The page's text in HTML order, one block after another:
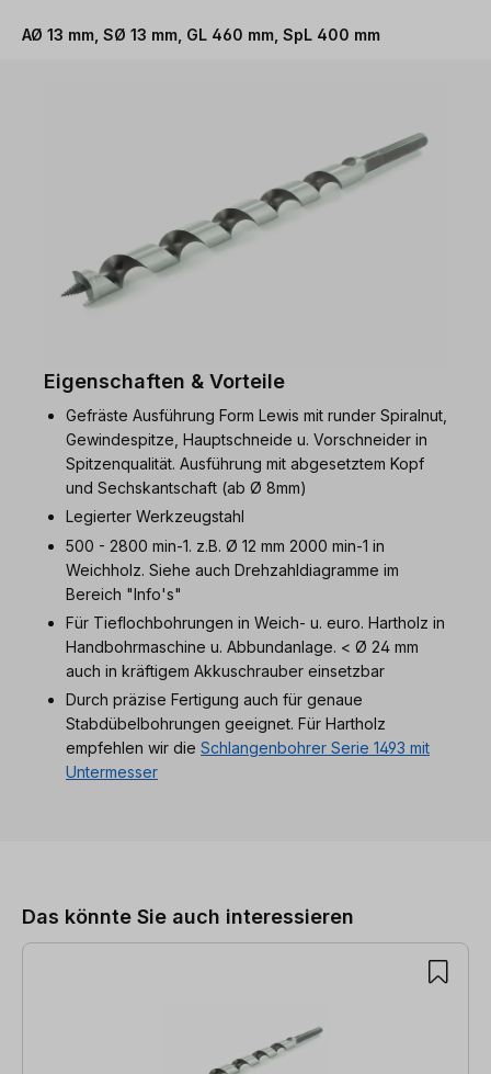
AØ 13 mm, SØ 13 mm, GL 460 mm, SpL 400 mm
Eigenschaften & Vorteile
Gefräste Ausführung Form Lewis mit runder Spiralnut,
Gewindespitze, Hauptschneide u. Vorschneider in
Spitzenqualität. Ausführung mit abgesetztem Kopf
und Sechskantschaft (ab Ø 8mm)
Legierter Werkzeugstahl
500 - 2800 min-1. z.B. Ø 12 mm 2000 min-1 in
Weichholz. Siehe auch Drehzahldiagramme im
Bereich "Info's"
Für Tieflochbohrungen in Weich- u. euro. Hartholz in
Handbohrmaschine u. Abbundanlage. < Ø 24 mm
auch in kräftigem Akkuschrauber einsetzbar
Durch präzise Fertigung auch für genaue
Stabdübelbohrungen geeignet. Für Hartholz
empfehlen wir die Schlangenbohrer Serie 1493 mit
Untermesser
Das könnte Sie auch interessieren